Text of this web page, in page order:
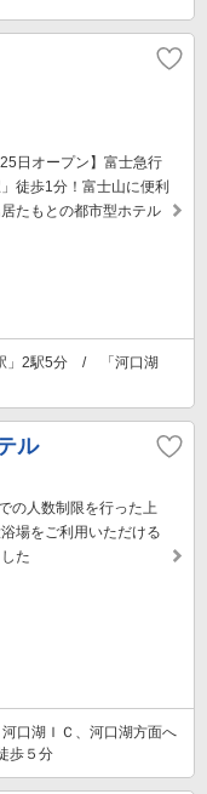
25日オープン】富士急行
徒歩1分！富士山に便利
たもとの都市型ホテル
」2駅5分 / 「河口湖
ル
の人数制限を行った上
場をご利用いただける
た
口湖ＩＣ、河口湖方面へ
歩５分